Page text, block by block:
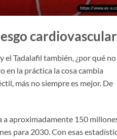
el Tadalafil también, ¿por qué no
en la práctica la cosa cambia
más no siempre es mejor. De
a aproximadamente 150
para 2030. Con esas